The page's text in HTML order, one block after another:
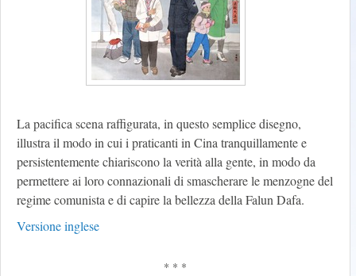
La pacifica scena raffigurata, in questo semplice disegno,
illustra il modo in cui i praticanti in Cina tranquillamente e
persistentemente chiariscono la verità alla gente, in modo da
permettere ai loro connazionali di smascherare le menzogne del
regime comunista e di capire la bellezza della Falun Dafa.
Versione inglese
* * *